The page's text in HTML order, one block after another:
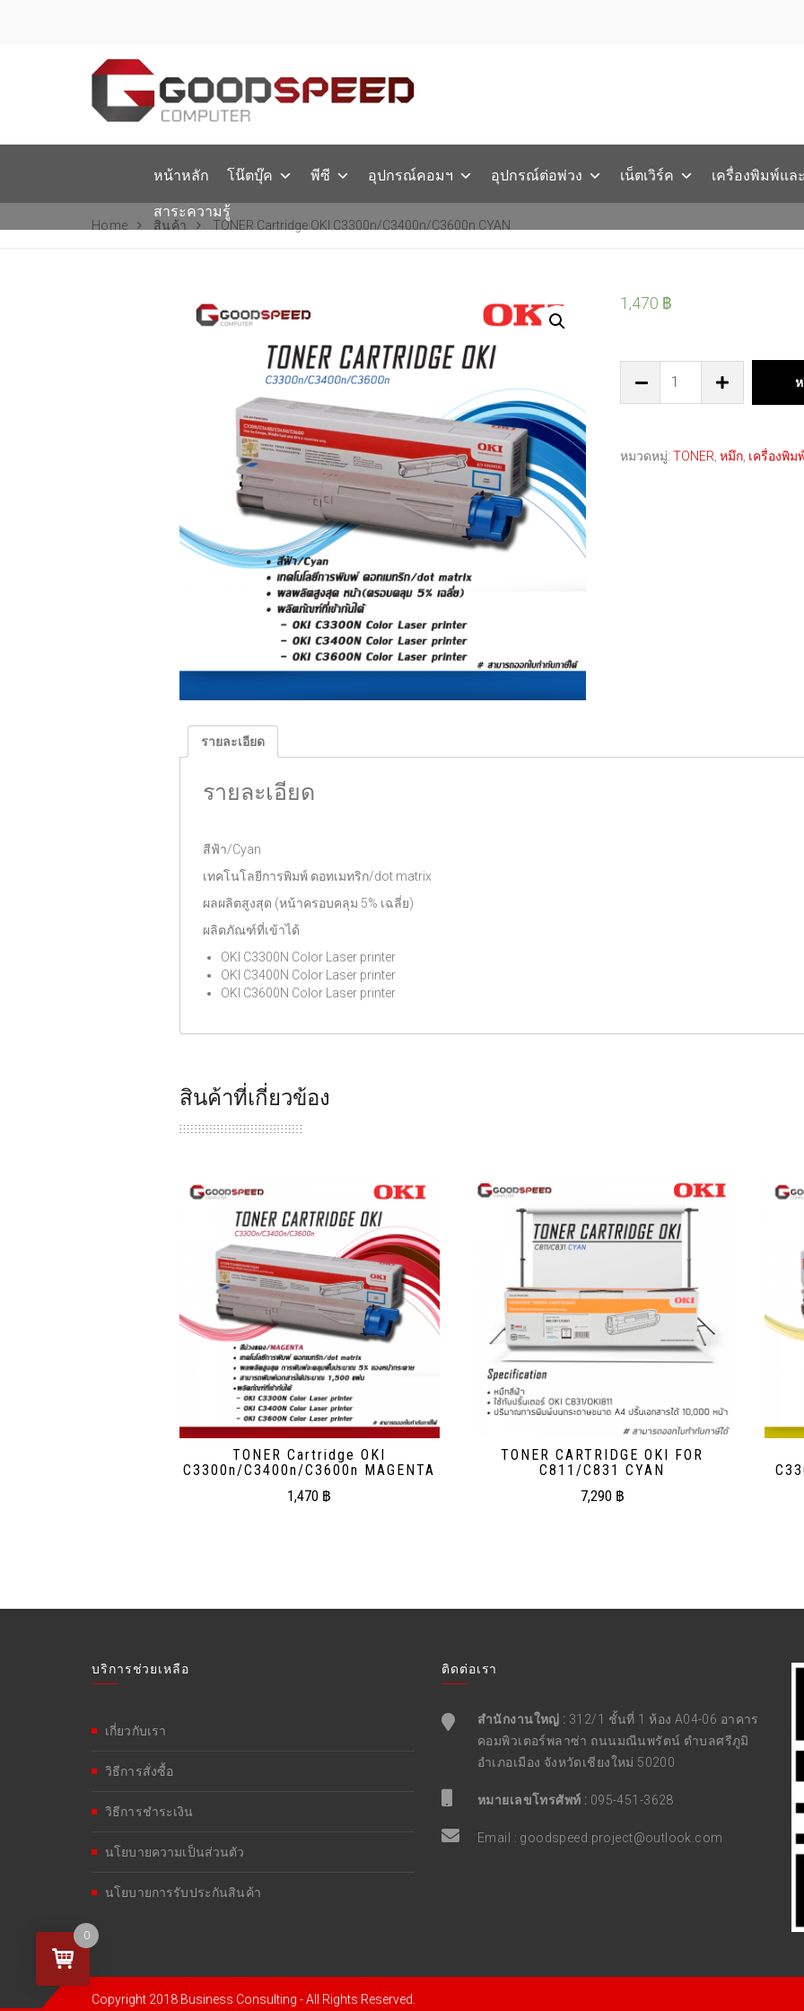
หน้าหลัก โน๊ตบุ๊ค พีซี อุปกรณ์คอมฯ อุปกรณ์ต่อพ่วง เน็ตเวิร์ค เครื่องพิมพ์แล
สาระความรู้
Home สินค้า TONER Cartridge OKI C3300n/C3400n/C3600n CYAN
1,470 ฿
หมวดหมู่: TONER หมึก, เครื่องพิ
รายละเอียด
รายละเอียด
สีฟ้า/Cyan
เทคโนโลยีการพิมพ์ ดอทเมทริก/dot matrix
ผลผลิตสูงสุด (หน้าครอบคลุม 5% เฉลี่ย)
ผลิตภัณฑ์ที่เข้าได้
OKI C3300N Color Laser printer
OKI C3400N Color Laser printer
OKI C3600N Color Laser printer
สินค้าที่เกี่ยวข้อง
TONER Cartridge OKI
C3300n/C3400n/C3600n MAGENTA
1,470 ฿
TONER CARTRIDGE OKI FOR
C811/C831 CYAN
7,290 ฿
บริการช่วยเหลือ
เกี่ยวกับเรา
วิธีการสั่งซื้อ
วิธีการชำระเงิน
นโยบายความเป็นส่วนตัว
นโยบายการรับประกันสินค้า
ติดต่อเรา
สำนักงานใหญ่ : 312/1 ชั้นที่ 1 ห้อง A04-06 อาคาร
คอมพิวเตอร์พลาซ่า ถนนมณีนพรัตน์ ตำบลศรีภูมิ
อำเภอเมือง จังหวัดเชียงใหม่ 50200
หมายเลขโทรศัพท์ : 095-451-3628
Email : goodspeed.project@outlook.com
Copyright 2018 Business Consulting - All Rights Reserved.
0